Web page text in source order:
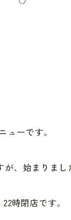
ューです。
が、始まりまし
時閉店です。